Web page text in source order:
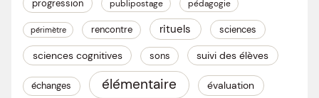
progression publipostage pédagogie
périmètre rencontre rituels sciences
sciences cognitives sons suivi des élèves
échanges élémentaire évaluation